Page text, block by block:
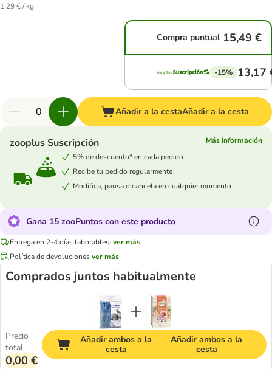
1,29 € / kg
Compra puntual 15,49 €
-15% 13,17
Añadir a la cestaAñadir a la cesta
zooplus Suscripción
Más información
5% de descuento* en cada pedido
Recibe tu pedido regularmente
Modifica, pausa o cancela en cualquier momento
Gana 15 zooPuntos con este producto
Entrega en 2-4 días laborables: ver más
Política de devolucionesver más
Comprados juntos habitualmente
Precio
total
0,00 €
Añadir ambos a la
cesta
Añadir ambos a la
cesta